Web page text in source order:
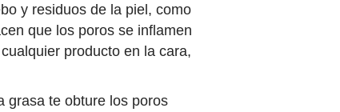
y residuos de la piel, como
que los poros se inflamen
producto en la cara,
grasa te obture los poros